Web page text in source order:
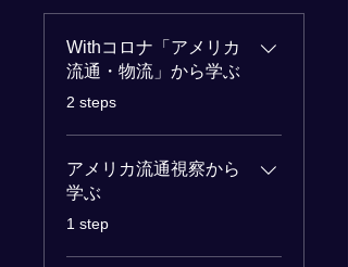
Withコロナ「アメリカ
流通・物流」から学ぶ
.2 steps
アメリカ流通視察から
学ぶ
.1 step